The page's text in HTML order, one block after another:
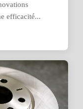
efficacité...